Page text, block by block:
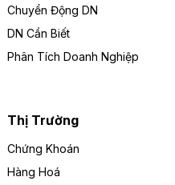
trường Bắc Giang làm
‘hệ sinh thái’
của Công ty Cổ
(HoSE: DLG) được
Chuyển Động DN
DN Cần Biết
Phân Tích Doanh Nghiệp
Thị Trường
Chứng Khoán
Hàng Hoá